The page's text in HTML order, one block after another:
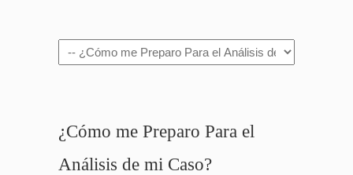
Navigation
¿Cómo me Preparo Para el
Análisis de mi Caso?